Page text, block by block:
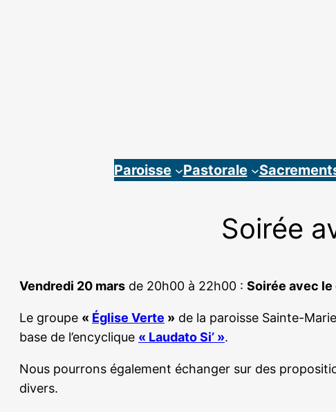
Paroisse Pastorale
Soirée
Vendredi 20 mars de 20h00 à 22h00 : Soirée avec le
Le groupe « Église Verte » de la paroisse Sainte-
base de l’encyclique « Laudato Si’ ».
Nous pourrons également échanger sur des
divers.